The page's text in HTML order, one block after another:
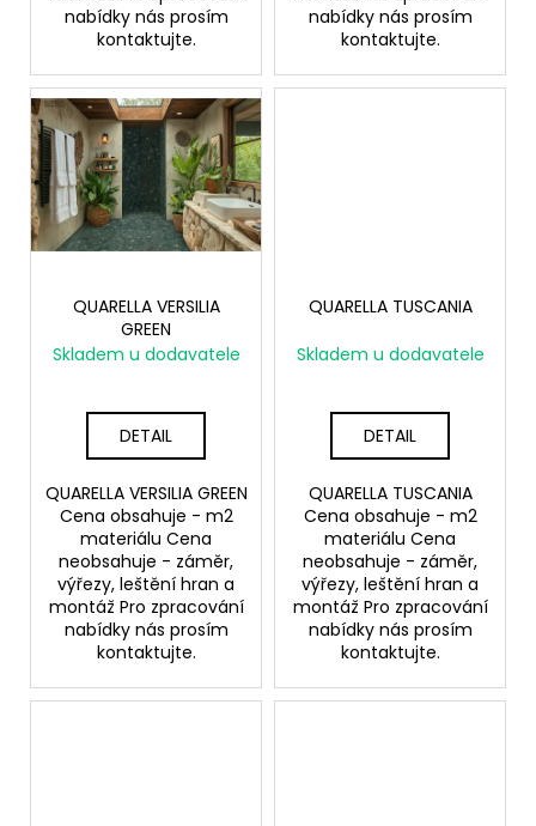
nabídky nás prosím
kontaktujte.
nabídky nás prosím
kontaktujte.
QUARELLA VERSILIA
GREEN
Skladem u dodavatele
DETAIL
QUARELLA VERSILIA GREEN
Cena obsahuje - m2
materiálu Cena
neobsahuje - záměr,
výřezy, leštění hran a
montáž Pro zpracování
nabídky nás prosím
kontaktujte.
QUARELLA TUSCANIA
Skladem u dodavatele
DETAIL
QUARELLA TUSCANIA
Cena obsahuje - m2
materiálu Cena
neobsahuje - záměr,
výřezy, leštění hran a
montáž Pro zpracování
nabídky nás prosím
kontaktujte.